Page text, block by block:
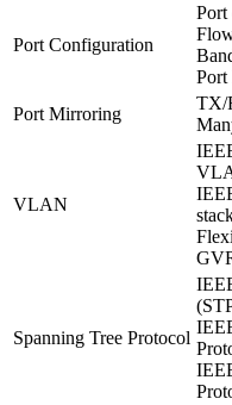
Port Configuration
Port
Port
Port Mirroring
TX/
VLAN
Spanning Tree Protocol